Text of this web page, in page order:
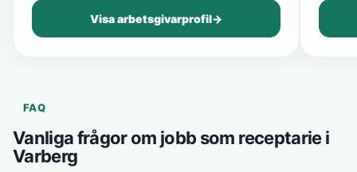
Visa arbetsgivarprofil→
FAQ
Vanliga frågor om jobb som receptarie i
Varberg